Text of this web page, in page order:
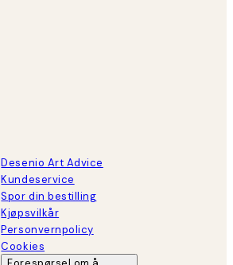
Desenio Art Advice
Kundeservice
Spor din bestilling
Kjøpsvilkår
Personvernpolicy
Cookies